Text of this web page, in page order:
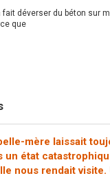
fait déverser du béton sur
que
mère laissait
un état
nous rendait visite.